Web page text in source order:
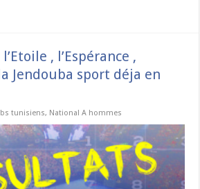
, l’Espérance ,
Jendouba sport déja en
tunisiens, National A hommes